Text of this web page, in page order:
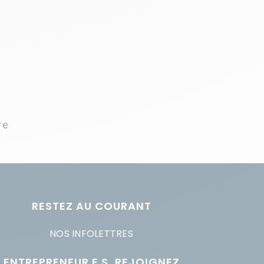
RESTEZ AU COURANT
NOS INFOLETTRES